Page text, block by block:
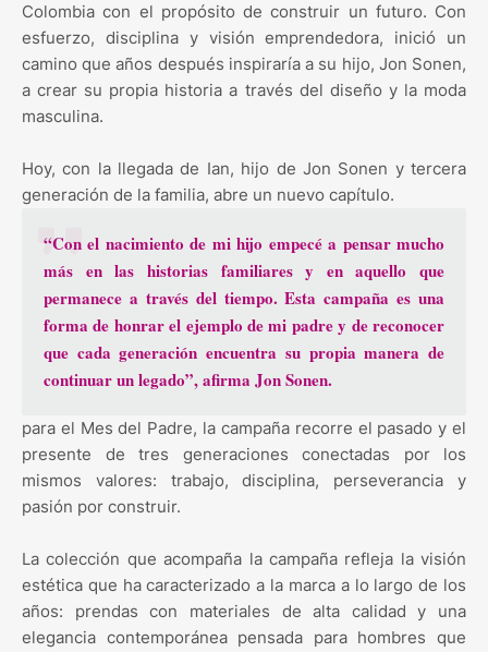
Colombia con el propósito de construir un futuro. Con
esfuerzo, disciplina y visión emprendedora, inició un
camino que años después inspiraría a su hijo, Jon Sonen,
a crear su propia historia a través del diseño y la moda
masculina.
Hoy, con la llegada de Ian, hijo de Jon Sonen y tercera
generación de la familia, abre un nuevo capítulo.
“Con el nacimiento de mi hijo empecé a pensar mucho
más en las historias familiares y en aquello que
permanece a través del tiempo. Esta campaña es una
forma de honrar el ejemplo de mi padre y de reconocer
que cada generación encuentra su propia manera de
continuar un legado”, afirma Jon Sonen.
para el Mes del Padre, la campaña recorre el pasado y el
presente de tres generaciones conectadas por los
mismos valores: trabajo, disciplina, perseverancia y
pasión por construir.
La colección que acompaña la campaña refleja la visión
estética que ha caracterizado a la marca a lo largo de los
años: prendas con materiales de alta calidad y una
elegancia contemporánea pensada para hombres que